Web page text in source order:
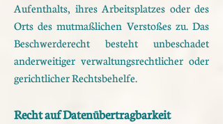
Aufenthalts, ihres Arbeitsplatzes oder des
Orts des mutmaßlichen Verstoßes zu. Das
Beschwerderecht besteht unbeschadet
anderweitiger verwaltungsrechtlicher oder
gerichtlicher Rechtsbehelfe.
Recht auf Datenübertragbarkeit